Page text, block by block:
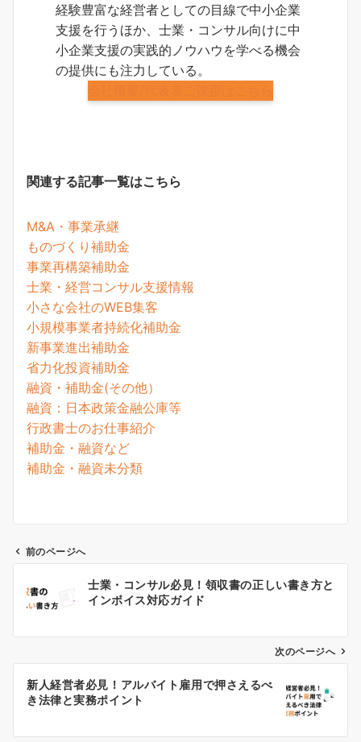
経験豊富な経営者としての目線で中小企業
支援を行うほか、士業・コンサル向けに中
小企業支援の実践的ノウハウを学べる機会
の提供にも注力している。
関連する記事一覧はこちら
M&A・事業承継
ものづくり補助金
事業再構築補助金
士業・経営コンサル支援情報
小さな会社のWEB集客
小規模事業者持続化補助金
新事業進出補助金
省力化投資補助金
融資・補助金(その他）
融資：日本政策金融公庫等
行政書士のお仕事紹介
補助金・融資など
補助金・融資未分類
ン
前のページへ
士業・コンサル必見！領収書の正しい書き方と
インボイス対応ガイド
次のページへ
新人経営者必見！アルバイト雇用で押さえるべ
き法律と実務ポイント